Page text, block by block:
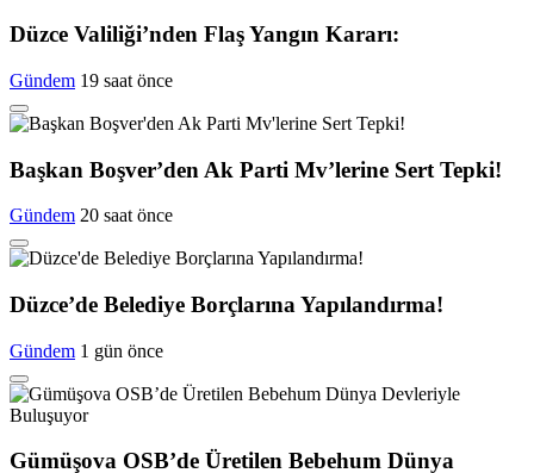
Düzce Valiliği’nden Flaş Yangın Kararı:
Gündem 19 saat önce
Başkan Boşver’den Ak Parti Mv’lerine Sert Tepki!
Gündem 20 saat önce
Düzce’de Belediye Borçlarına Yapılandırma!
Gündem 1 gün önce
Gümüşova OSB’de Üretilen Bebehum Dünya